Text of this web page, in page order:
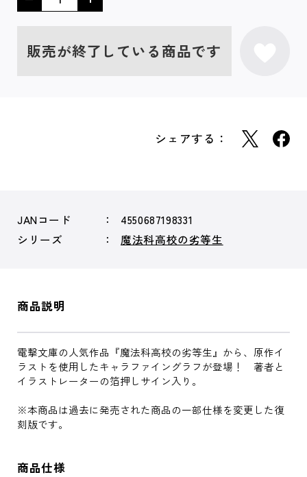
販売が終了している商品です
シェアする：
JANコード
4550687198331
シリーズ
魔法科高校の劣等生
商品説明
電撃文庫の人気作品『魔法科高校の劣等生』から、原作イ
ラストを使用したキャラファイングラフが登場！ 著者と
イラストレーターの箔押しサイン入り。
※本商品は過去に発売された商品の一部仕様を変更した復
刻版です。
商品仕様